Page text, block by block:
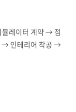
레이터 계약 → 점
→ 인테리어 착공 →